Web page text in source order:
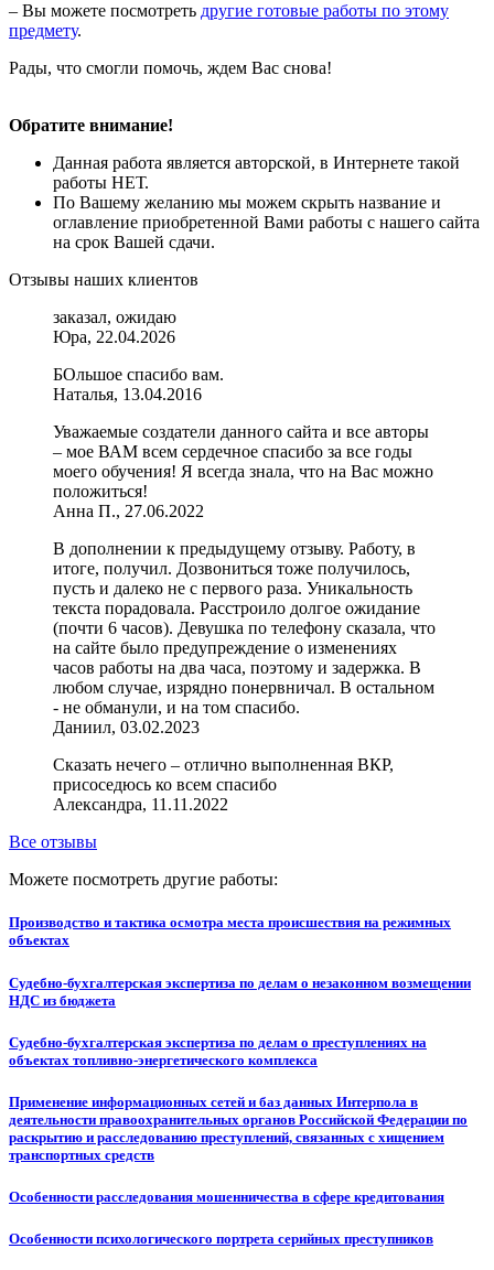
– Вы можете посмотреть другие готовые работы по этому
предмету.
Рады, что смогли помочь, ждем Вас снова!
Обратите внимание!
Данная работа является авторской, в Интернете такой
работы НЕТ.
По Вашему желанию мы можем скрыть название и
оглавление приобретенной Вами работы с нашего сайта
на срок Вашей сдачи.
Отзывы наших клиентов
заказал, ожидаю
Юра, 22.04.2026
БОльшое спасибо вам.
Наталья, 13.04.2016
Уважаемые создатели данного сайта и все авторы
– мое ВАМ всем сердечное спасибо за все годы
моего обучения! Я всегда знала, что на Вас можно
положиться!
Анна П., 27.06.2022
В дополнении к предыдущему отзыву. Работу, в
итоге, получил. Дозвониться тоже получилось,
пусть и далеко не с первого раза. Уникальность
текста порадовала. Расстроило долгое ожидание
(почти 6 часов). Девушка по телефону сказала, что
на сайте было предупреждение о изменениях
часов работы на два часа, поэтому и задержка. В
любом случае, изрядно понервничал. В остальном
- не обманули, и на том спасибо.
Даниил, 03.02.2023
Сказать нечего – отлично выполненная ВКР,
присоседюсь ко всем спасибо
Александра, 11.11.2022
Все отзывы
Можете посмотреть другие работы:
Производство и тактика осмотра места происшествия на режимных
объектах
Судебно-бухгалтерская экспертиза по делам о незаконном возмещении
НДС из бюджета
Судебно-бухгалтерская экспертиза по делам о преступлениях на
объектах топливно-энергетического комплекса
Применение информационных сетей и баз данных Интерпола в
деятельности правоохранительных органов Российской Федерации по
раскрытию и расследованию преступлений, связанных с хищением
транспортных средств
Особенности расследования мошенничества в сфере кредитования
Особенности психологического портрета серийных преступников